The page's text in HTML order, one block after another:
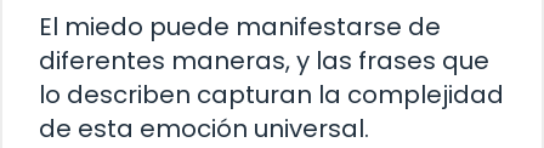
El miedo puede manifestarse de
diferentes maneras, y las frases que
lo describen capturan la complejidad
de esta emoción universal.